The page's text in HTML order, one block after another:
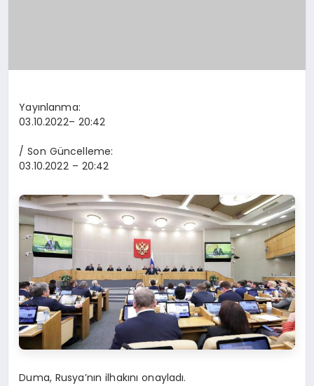
Yayınlanma:
03.10.2022– 20:42
/ Son Güncelleme:
03.10.2022– 20:42
Duma, Rusya’nın ilhakını onayladı.